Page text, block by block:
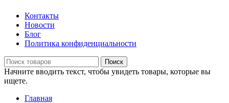
Контакты
Новости
Блог
Политика конфиденциальности
Поиск
Начните вводить текст, чтобы увидеть товары, которые вы
ищете.
Главная